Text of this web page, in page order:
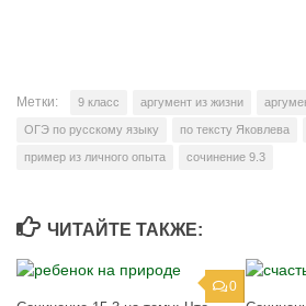
Метки: 9 класс аргумент из жизни
ОГЭ по русскому языку по тексту Яковлева
пример из личного опыта сочинение 9.3
ЧИТАЙТЕ ТАКЖЕ:
0